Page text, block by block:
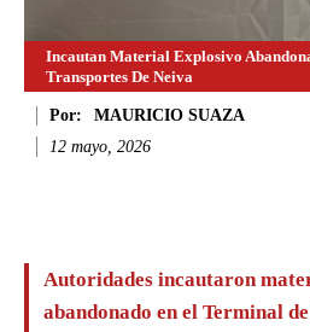
Incautan Material Explosivo
Transportes De Neiva
Por:
MAURICIO SUAZA
12 mayo, 2026
Autoridades incautaron
abandonado en el Terminal